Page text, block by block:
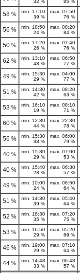
32 %
85 %
58 %
min. 17:10
39 %
max. 07:50
76 %
56 %
min. 18:50
24 %
max. 08:20
84 %
50 %
min. 17:20
26 %
max. 07:40
76 %
62 %
min. 13:10
48 %
max. 06:50
77 %
49 %
min. 15:30
29 %
max. 04:00
77 %
51 %
min. 14:30
42 %
max. 08:20
63 %
53 %
min. 16:10
19 %
max. 08:10
71 %
60 %
min. 12:30
44 %
max. 22:30
78 %
56 %
min. 15:30
38 %
max. 06:00
79 %
40 %
min. 15:30
29 %
max. 07:00
53 %
40 %
min. 15:40
28 %
max. 06:30
57 %
49 %
min. 10:00
24 %
max. 06:50
64 %
51 %
min. 14:30
39 %
max. 05:40
64 %
52 %
min. 18:30
35 %
max. 07:20
75 %
53 %
min. 16:50
29 %
max. 05:20
69 %
46 %
min. 19:00
29 %
max. 07:10
64 %
44 %
min. 14:48
33 %
max. 06:48
57 %